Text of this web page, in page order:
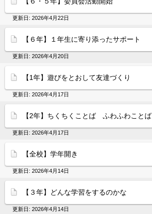
更新日: 2026年4月22日
【６年】１年生に寄り添ったサポート
更新日: 2026年4月20日
【1年】遊びをとおして友達づくり
更新日: 2026年4月17日
【2年】ちくちくことば ふわふわことば
更新日: 2026年4月17日
【全校】学年開き
更新日: 2026年4月14日
【３年】どんな学習をするのかな
更新日: 2026年4月14日